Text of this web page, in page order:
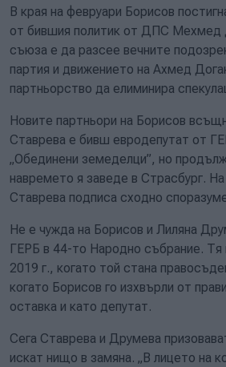
В края на февруари Борисов
от бившия политик от ДПС Мехмед
съюза е да разсее вечните
партия и движението на Ахмед
партньорство да елиминира
Новите партньори на Борисов
Ставрева е бивш евродепутат от
„Обединени земеделци”, но
навремето я заведе в Страсбург.
Ставрева подписа сходно
Не е чужда на Борисов и Лиляна
ГЕРБ в 44-то Народно събрание. Тя
2019 г., когато той стана
когато Борисов го изхвърли от
оставка и като депутат.
Сега Ставрева и Друмева
искат нищо в замяна. „В лицето на